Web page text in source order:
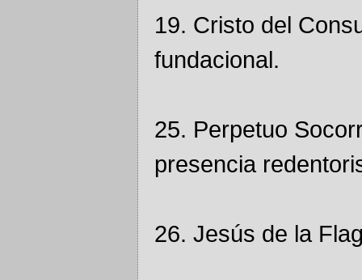
19. Cristo del
fundacional.
25. Perpetuo
presencia
26. Jesús de la